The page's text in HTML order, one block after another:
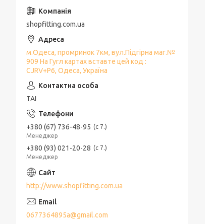
shopfitting.com.ua
м.Одеса, промринок 7км, вул.Підгірна маг.№
909 На Гугл картах вставте цей код :
CJRV+P6, Одеса, Україна
ТАІ
+380 (67) 736-48-95
с 7.
Менеджер
+380 (93) 021-20-28
с 7.
Менеджер
http://www.shopfitting.com.ua
0677364895a@gmail.com